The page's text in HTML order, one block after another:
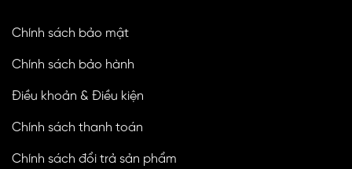
Chính sách bảo mật
Chính sách bảo hành
Điều khoản & Điều kiện
Chính sách thanh toán
Chính sách đổi trả sản phẩm